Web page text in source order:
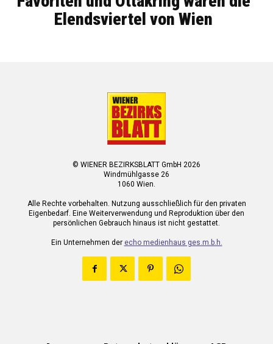
Elendsviertel von Wien
© WIENER BEZIRKSBLATT GmbH 2026
Windmühlgasse 26
1060 Wien.
Alle Rechte vorbehalten. Nutzung ausschließlich für den privaten
Eigenbedarf. Eine Weiterverwendung und Reproduktion über den
persönlichen Gebrauch hinaus ist nicht gestattet.
Ein Unternehmen der echo medienhaus ges.m.b.h.